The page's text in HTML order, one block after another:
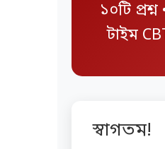
১০টি
টাইম
স্বাগতম!